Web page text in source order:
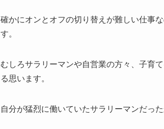
確かにオンとオフの切り替えが難しい仕事
す。
むしろサラリーマンや自営業の方々、子育
る思います。
自分が猛烈に働いていたサラリーマンだっ